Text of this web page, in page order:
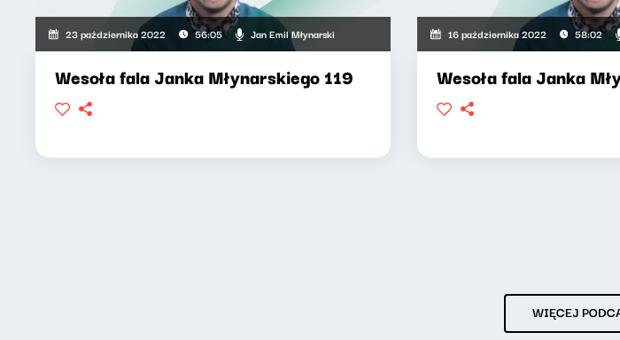
23 października 2022 56:05 Jan Emil Młynarski
Wesoła fala Janka Młynarskiego 119
16 października 2022 58:02
Wesoła fala Janka
WIĘCEJ